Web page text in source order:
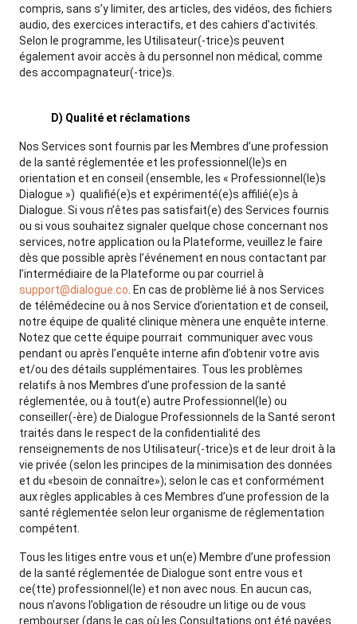
compris, sans s’y limiter, des articles, des vidéos, des fichiers
audio, des exercices interactifs, et des cahiers d’activités.
Selon le programme, les Utilisateur(-trice)s peuvent
également avoir accès à du personnel non médical, comme
des accompagnateur(-trice)s.
D) Qualité et réclamations
Nos Services sont fournis par les Membres d’une profession
de la santé réglementée et les professionnel(le)s en
orientation et en conseil (ensemble, les « Professionnel(le)s
Dialogue ») qualifié(e)s et expérimenté(e)s affilié(e)s à
Dialogue. Si vous n’êtes pas satisfait(e) des Services fournis
ou si vous souhaitez signaler quelque chose concernant nos
services, notre application ou la Plateforme, veuillez le faire
dès que possible après l’événement en nous contactant par
l’intermédiaire de la Plateforme ou par courriel à
support@dialogue.co . En cas de problème lié à nos Services
de télémédecine ou à nos Service d’orientation et de conseil,
notre équipe de qualité clinique mènera une enquête interne.
Notez que cette équipe pourrait communiquer avec vous
pendant ou après l’enquête interne afin d’obtenir votre avis
et/ou des détails supplémentaires. Tous les problèmes
relatifs à nos Membres d’une profession de la santé
réglementée, ou à tout(e) autre Professionnel(le) ou
conseiller(-ère) de Dialogue Professionnels de la Santé seront
traités dans le respect de la confidentialité des
renseignements de nos Utilisateur(-trice)s et de leur droit à la
vie privée (selon les principes de la minimisation des données
et du «besoin de connaître»); selon le cas et conformément
aux règles applicables à ces Membres d’une profession de la
santé réglementée selon leur organisme de réglementation
compétent.
Tous les litiges entre vous et un(e) Membre d’une profession
de la santé réglementée de Dialogue sont entre vous et
ce(tte) professionnel(le) et non avec nous. En aucun cas,
nous n’avons l’obligation de résoudre un litige ou de vous
rembourser (dans le cas où les Consultations ont été payées